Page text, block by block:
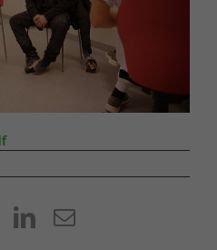
LinkedIn
E-